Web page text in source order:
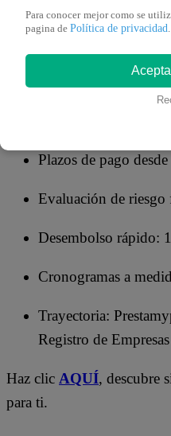
Montos altos: desde
Plazos de pago
Evaluación de
Desembolso rápido:
Cronogramas a
Trayectoria:
Registro de
Haz clic AQUÍ, descubre
para ti.
Para conocer mejor como se
pagina de Política de privacidad.